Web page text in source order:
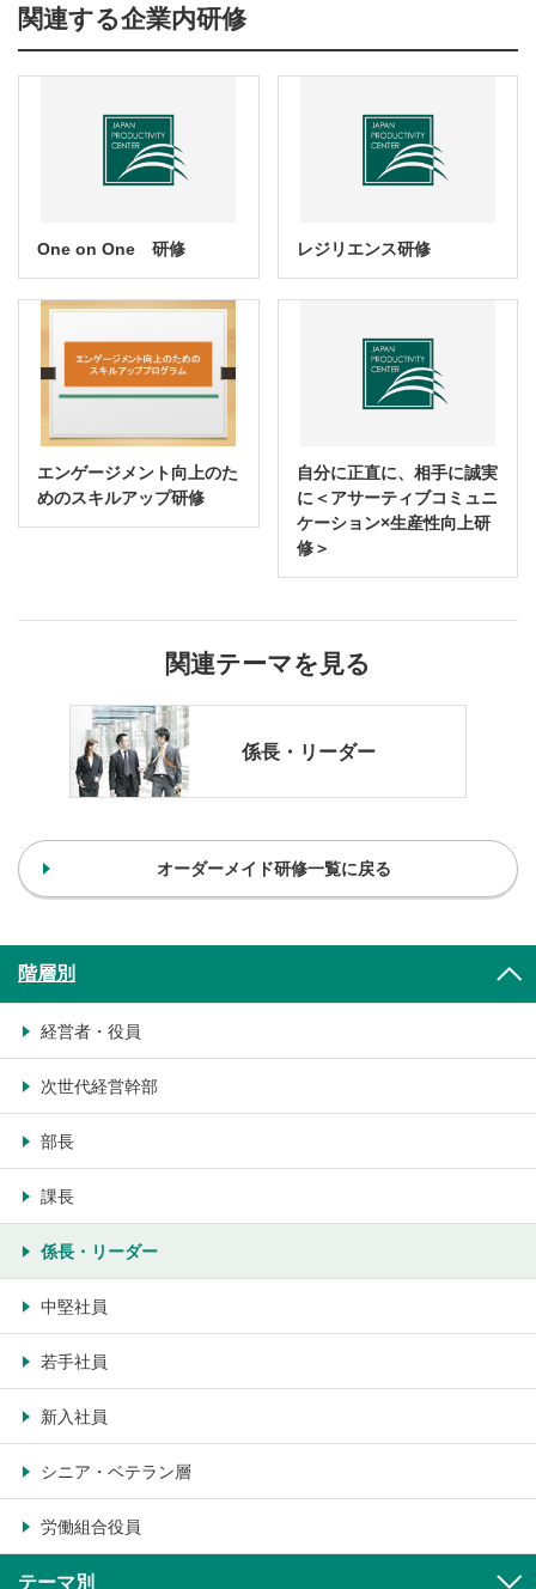
関連する企業内研修
One on One 研修 レジリエンス研修
エンゲージメント向上のた
めのスキルアップ研修
自分に正直に、相手に誠実
に＜アサーティブコミュニ
ケーション×生産性向上研
修＞
関連テーマを見る
係長・リーダー
オーダーメイド研修一覧に戻る
階層別
経営者・役員
次世代経営幹部
部長
課長
係長・リーダー
中堅社員
若手社員
新入社員
シニア・ベテラン層
労働組合役員
テーマ別